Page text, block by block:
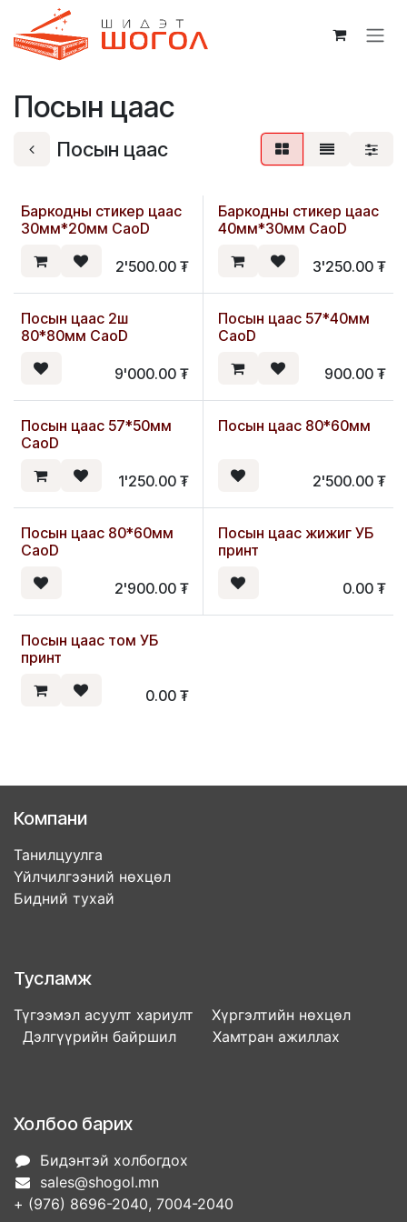
Skip to Content
Посын цаас
Посын цаас
Баркодны стикер цаас
30мм*20мм CaoD
2'500.00₮
Баркодны стикер цаас
40мм*30мм CaoD
3'250.00₮
Шинэ
Посын цаас 2ш
80*80мм CaoD
9'000.00₮
Шинэ
Посын цаас 57*40мм
CaoD
900.00₮
Шинэ
Посын цаас 57*50мм
CaoD
1'250.00₮
Посын цаас 80*60мм
2'500.00₮
Шинэ
Посын цаас 80*60мм
CaoD
2'900.00₮
Посын цаас жижиг УБ
принт
0.00₮
Посын цаас том УБ
принт
0.00₮
Компани
Танилцуулга
Үйлчилгээний нөхцөл
Бидний тухай
Тусламж
Түгээмэл асуулт хариулт Хүргэлтийн нөхцөл
Дэлгүүрийн байршил Хамтран ажиллах
Холбоо барих
Бидэнтэй холбогдох
sales@shogol.mn
+ (976) 8696-2040, 7004-2040